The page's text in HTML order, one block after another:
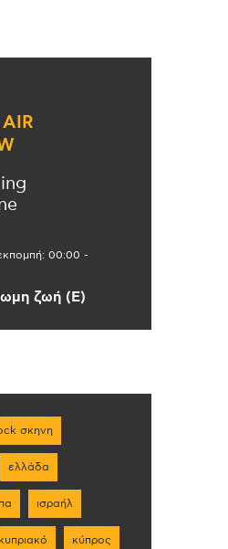
00:00 -
ζωή (Ε)
σκηνη
ελλάδα
ισραήλ
κυπριακό κύπρος